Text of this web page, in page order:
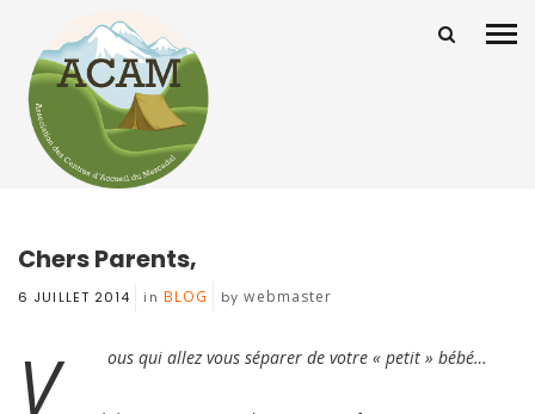
Chers Parents,
6 JUILLET 2014 in BLOG bywebmaster
V ous qui allez vous séparer de votre « petit » bébé…